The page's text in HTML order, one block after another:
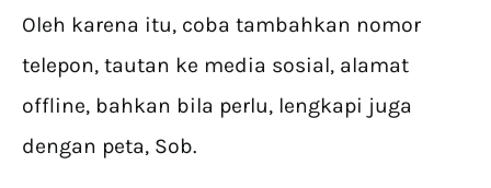
Oleh karena itu, coba tambahkan nomor
telepon, tautan ke media sosial, alamat
offline, bahkan bila perlu, lengkapi juga
dengan peta, Sob.